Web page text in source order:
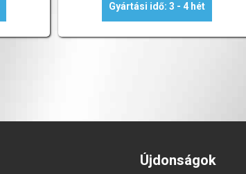
Gyártási idő: 3 - 4 hét
Újdonságok